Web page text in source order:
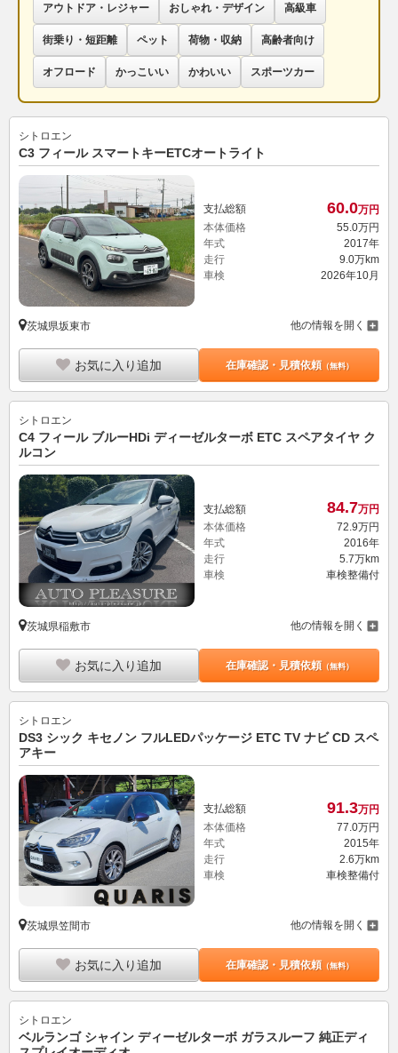
アウトドア・レジャー おしゃれ・デザイン 高級車
街乗り・短距離 ペット 荷物・収納 高齢者向け
オフロード かっこいい かわいい スポーツカー
シトロエン
C3 フィール スマートキーETCオートライト
支払総額 60.0万円
本体価格
55. 0万円
年式
2017年
走行
9.0万km
車検
2026年10月
茨城県坂東市 他の情報を開く
お気に入り追加 在庫確認・見積依頼（無料）
シトロエン
C4 フィール ブルーHDi ディーゼルターボ ETC スペアタイヤ ク
ルコン
支払総額 84.7万円
本体価格
72.9万円
年式
2016年
走行
5.7万km
車検
車検整備付
茨城県稲敷市 他の情報を開く
お気に入り追加 在庫確認・見積依頼（無料）
シトロエン
DS3 シック キセノン フルLEDパッケージ ETC TV ナビ CD スペ
アキー
支払総額 91.3万円
本体価格
77. 0万円
年式
2015年
走行
2.6万km
車検
車検整備付
茨城県笠間市 他の情報を開く
お気に入り追加 在庫確認・見積依頼（無料）
シトロエン
ベルランゴ シャイン ディーゼルターボ ガラスルーフ 純正ディ